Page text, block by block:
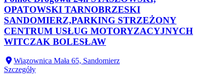
OPATOWSKI TARNOBRZESKI
SANDOMIERZ,PARKING STRZEŻONY
CENTRUM USŁUG MOTORYZACYJNYCH
WITCZAK BOLESŁAW
Wiązownica Mała 65, Sandomierz
Szczegóły